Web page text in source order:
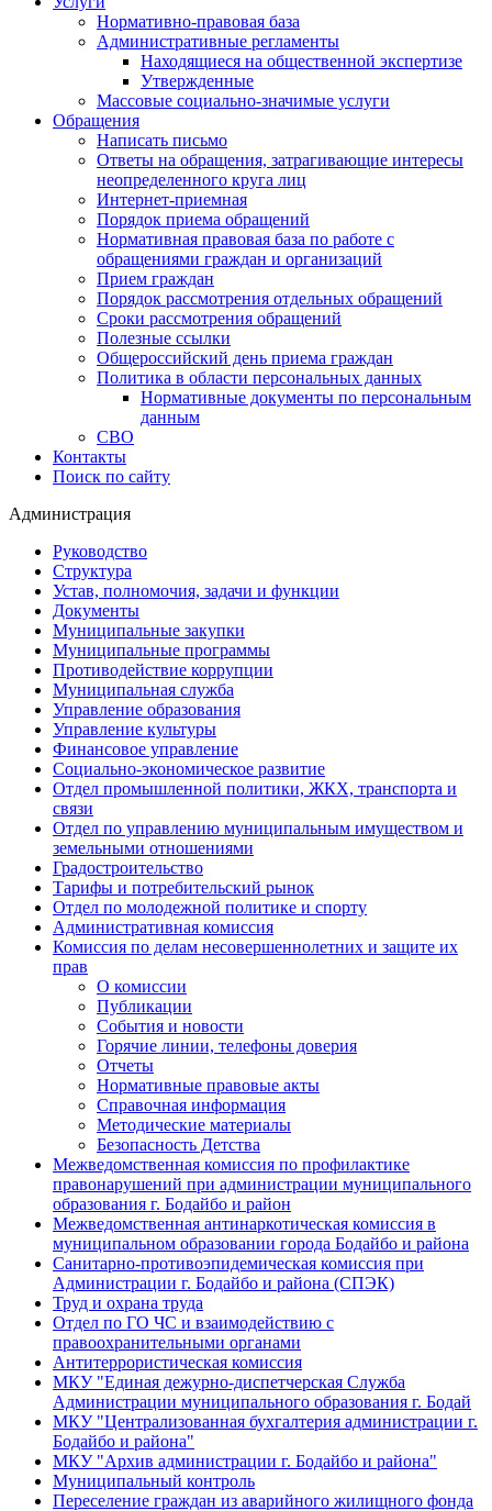
Нормативно-правовая база
Административные регламенты
Находящиеся на общественной экспертизе
Утвержденные
Массовые социально-значимые услуги
Обращения
Написать письмо
Ответы на обращения, затрагивающие интересы
неопределенного круга лиц
Интернет-приемная
Порядок приема обращений
Нормативная правовая база по работе с
обращениями граждан и организаций
Прием граждан
Порядок рассмотрения отдельных обращений
Сроки рассмотрения обращений
Полезные ссылки
Общероссийский день приема граждан
Политика в области персональных данных
Нормативные документы по персональным
данным
СВО
Контакты
Поиск по сайту
Администрация
Руководство
Структура
Устав, полномочия, задачи и функции
Документы
Муниципальные закупки
Муниципальные программы
Противодействие коррупции
Муниципальная служба
Управление образования
Управление культуры
Финансовое управление
Социально-экономическое развитие
Отдел промышленной политики, ЖКХ, транспорта и
связи
Отдел по управлению муниципальным имуществом и
земельными отношениями
Градостроительство
Тарифы и потребительский рынок
Отдел по молодежной политике и спорту
Административная комиссия
Комиссия по делам несовершеннолетних и защите их
прав
О комиссии
Публикации
События и новости
Горячие линии, телефоны доверия
Отчеты
Нормативные правовые акты
Справочная информация
Методические материалы
Безопасность Детства
Межведомственная комиссия по профилактике
правонарушений при администрации муниципального
образования г. Бодайбо и район
Межведомственная антинаркотическая комиссия в
муниципальном образовании города Бодайбо и района
Санитарно-противоэпидемическая комиссия при
Администрации г. Бодайбо и района (СПЭК)
Труд и охрана труда
Отдел по ГО ЧС и взаимодействию с
правоохранительными органами
Антитеррористическая комиссия
МКУ "Единая дежурно-диспетчерская Служба
Администрации муниципального образования г. Бодай
МКУ "Централизованная бухгалтерия администрации г.
Бодайбо и района"
МКУ "Архив администрации г. Бодайбо и района"
Муниципальный контроль
Переселение граждан из аварийного жилищного фонда